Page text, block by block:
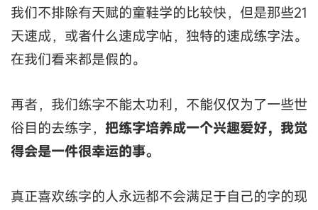
我们不排除有天赋的童鞋学的比较快，但是那些21
天速成，或者什么速成字帖，独特的速成练字法。
在我们看来都是假的。
再者，我们练字不能太功利，不能仅仅为了一些世
俗目的去练字， 把练字培养成一个兴趣爱好，我觉
得会是一件很幸运的事。
真正喜欢练字的人永远都不会满足于自己的字的现